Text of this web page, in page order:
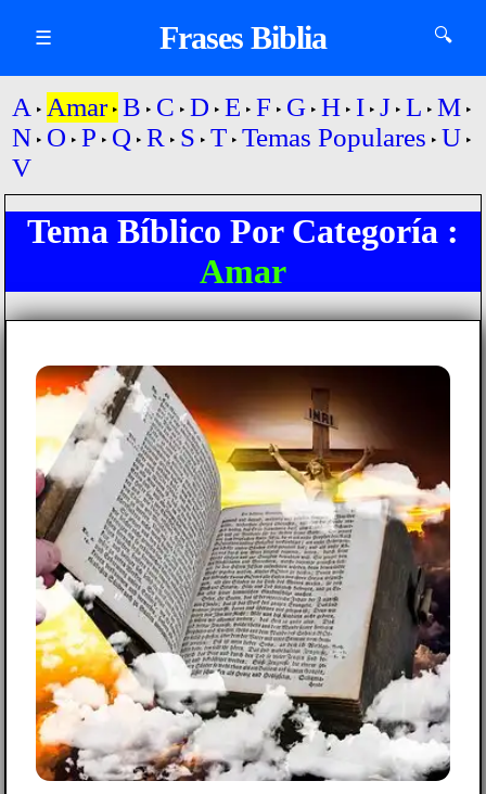
☰ Frases Biblia 🔍
A Amar B C D E F G H I J L M
N O P Q R S T Temas Populares U
V
Tema Bíblico Por Categoría :
Amar